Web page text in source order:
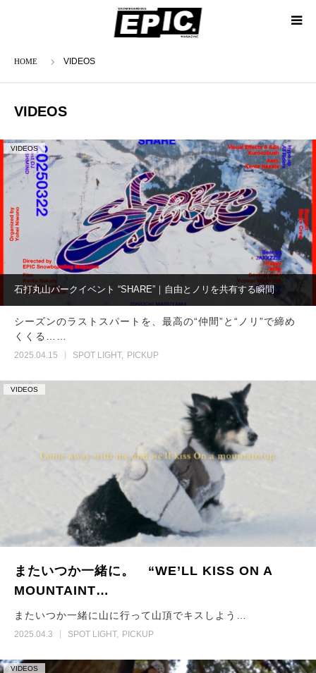
ホームVIDEOS
VIDEOS
VIDEOS
石打丸山パークイベント “SHARE”｜自由とノリを共有する瞬間
シーズンのラストスパートを、最高の“仲間”と“ノリ”で締め
くくる……
2025.04.15 SPOT LIGHT PICKUP
VIDEOS
またいつか一緒に。 “WE’LL KISS ON A
MOUNTAINT…
またいつか一緒に山に行って山頂でキスしよう…
2025.04.3 SPOT LIGHT PICKUP
VIDEOS